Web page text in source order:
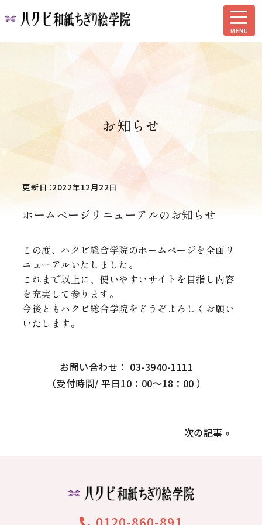
お知らせ
更新日：2022年12月22日
ホームページリニューアルのお知らせ
この度、ハクビ総合学院のホームページを全面リ
ニューアルいたしました。
これまで以上に、使いやすいサイトを目指し内容
を充実して参ります。
今後ともハクビ総合学院をどうぞよろしくお願い
いたします。
お問い合わせ： 03-3940-1111
（受付時間/ 平日10：00～18：00 ）
次の記事 »